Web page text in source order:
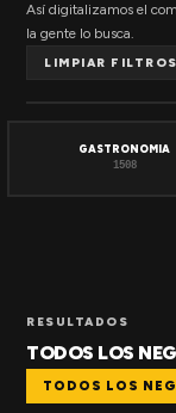
Así digitalizamos el
la gente lo busca.
LIMPIAR FILTROS
GASTRONOMIA
1508
RESULTADOS
TODOS LOS
TODOS LOS